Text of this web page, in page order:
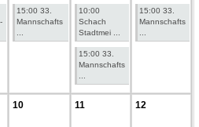
15:00 33.
Mannschafts
10:00
Schach
Stadtmei ...
15:00 33.
Mannschafts
15:00 33.
Mannschafts
10 11 12